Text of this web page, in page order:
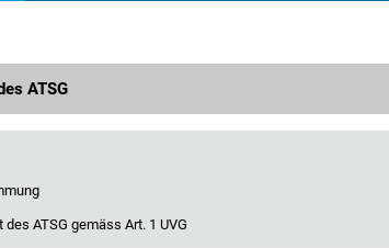
ATSG
ATSG gemäss Art. 1 UVG